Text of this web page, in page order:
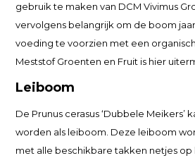
gebruik te maken van DCM Vivimus
vervolgens belangrijk om de boom
voeding te voorzien met een
Meststof Groenten en Fruit is hier
Leiboom
De Prunus cerasus ‘Dubbele Meikers’
worden als leiboom. Deze leiboom
met alle beschikbare takken netjes op